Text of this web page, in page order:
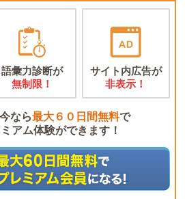
語彙力診断が
無制限！
サイト内広告が
非表示！
なら最大６０日間無料で
アム体験ができます！